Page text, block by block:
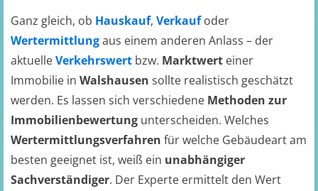
Ganz gleich, ob Hauskauf, Verkaufoder
Wertermittlungaus einem anderen Anlass – der
aktuelleVerkehrswert bzw. Marktwert einer
Immobilie in Walshausen sollte realistisch geschätzt
werden. Es lassen sich verschiedene Methoden zur
Immobilienbewertung unterscheiden. Welches
Wertermittlungsverfahren für welche Gebäudeart am
besten geeignet ist, weiß ein unabhängiger
Sachverständiger. Der Experte ermittelt den Wert